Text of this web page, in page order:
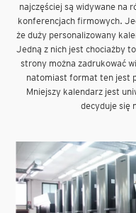
najczęściej są widywane na
konferencjach firmowych.
że duży personalizowany
Jedną z nich jest chociażby
strony można zadrukować
natomiast format ten jest
Mniejszy kalendarz jest
decyduje się